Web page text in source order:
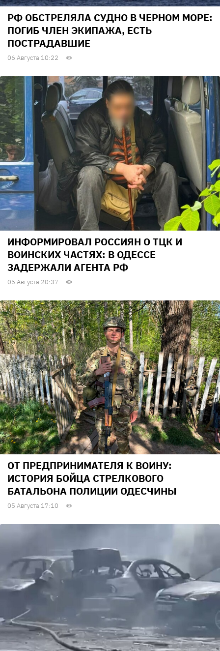
РФ ОБСТРЕЛЯЛА СУДНО В ЧЕРНОМ МОРЕ:
ПОГИБ ЧЛЕН ЭКИПАЖА, ЕСТЬ
ПОСТРАДАВШИЕ
06 Августа 10:22
ИНФОРМИРОВАЛ РОССИЯН О ТЦК И
ВОИНСКИХ ЧАСТЯХ: В ОДЕССЕ
ЗАДЕРЖАЛИ АГЕНТА РФ
05 Августа 20:37
ОТ ПРЕДПРИНИМАТЕЛЯ К ВОИНУ:
ИСТОРИЯ БОЙЦА СТРЕЛКОВОГО
БАТАЛЬОНА ПОЛИЦИИ ОДЕСЧИНЫ
05 Августа 17:10